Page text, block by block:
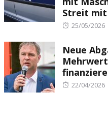
Streit
Posted
25/05/2026
Neue
Posted
22/04/2026